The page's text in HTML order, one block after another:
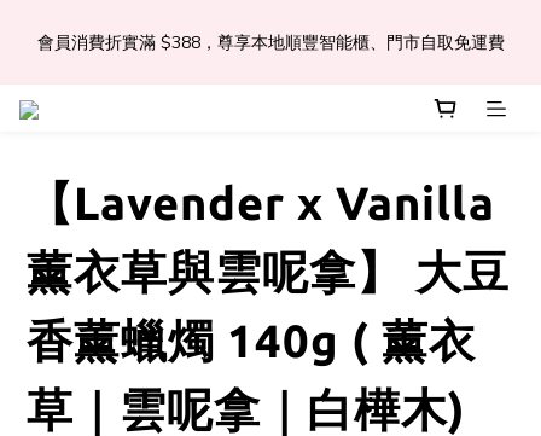
📣Léa & Co. 香氣產品🎉正式登陸PGWHK🎊
會員消費折實滿 $388，尊享本地順豐智能櫃、門市自取免運費
JOIN US Get $ 30 E-Coins🪙｜免費註冊成為會員! 即獲 $30 購買
📣Léa & Co. 香氣產品🎉正式登陸PGWHK🎊
【Lavender x Vanilla
薰衣草與雲呢拿】 大豆
香薰蠟燭 140g ( 薰衣
草｜雲呢拿｜白樺木)